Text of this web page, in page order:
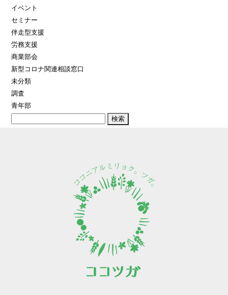
イベント
セミナー
伴走型支援
労務支援
商業部会
新型コロナ関連相談窓口
未分類
調査
青年部
索: